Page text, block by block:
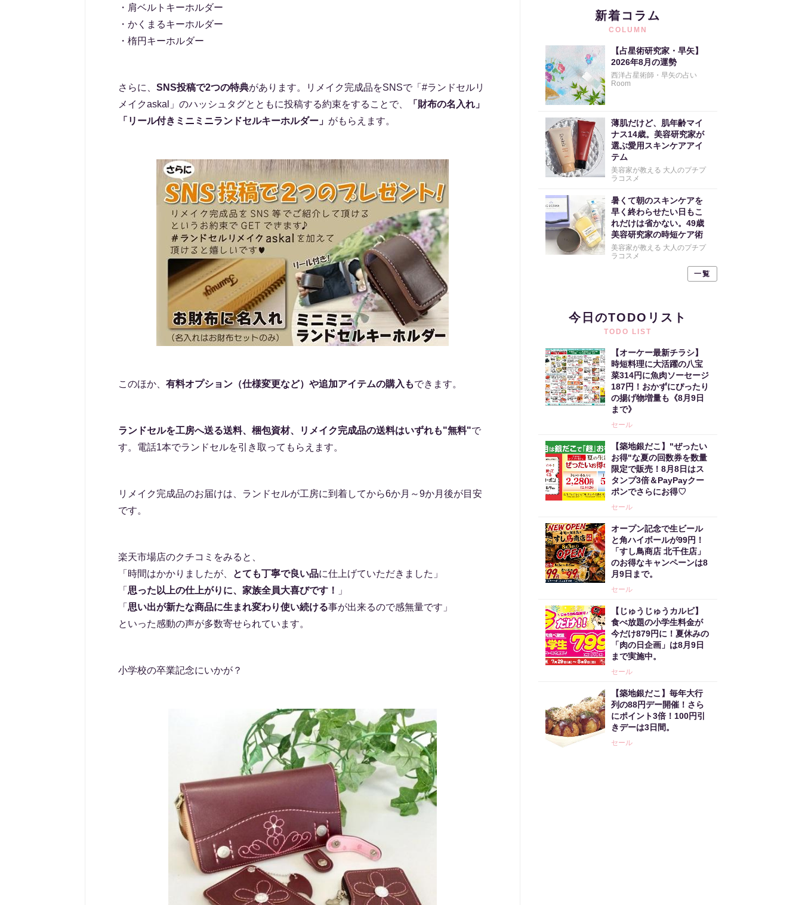
・肩ベルトキーホルダー
・かくまるキーホルダー
・楕円キーホルダー
さらに、 SNS投稿で2つの特典があります。リメイク完成品をSNSで「#ランドセルリ
メイクaskal」のハッシュタグとともに投稿する約束をすることで、
「財布の名入れ」
「リール付きミニミニランドセルキーホルダー」 がもらえます。
このほか、 有料オプション（仕様変更など）や追加アイテムの購入もできます。
ランドセルを工房へ送る送料、梱包資材、リメイク完成品の送料はいずれも"無料"で
す。電話1本でランドセルを引き取ってもらえます。
リメイク完成品のお届けは、ランドセルが工房に到着してから6か月～9か月後が目安
です。
楽天市場店のクチコミをみると、
「時間はかかりましたが、
とても丁寧で良い品に仕上げていただきました」
「 思った以上の仕上がりに、家族全員大喜びです！
」
「 思い出が新たな商品に生まれ変わり使い続ける事が出来るので感無量です」
といった感動の声が多数寄せられています。
小学校の卒業記念にいかが？
新着コラム
COLUMN
【占星術研究家・早矢】
2026年8月の運勢
西洋占星術師・早矢の占い
Room
薄肌だけど、肌年齢マイ
ナス14歳。美容研究家が
選ぶ愛用スキンケアアイ
テム
美容家が教える 大人のプチプ
ラコスメ
暑くて朝のスキンケアを
早く終わらせたい日もこ
れだけは省かない。49歳
美容研究家の時短ケア術
美容家が教える 大人のプチプ
ラコスメ
一覧
今日のTODOリスト
TODO LIST
【オーケー最新チラシ】
時短料理に大活躍の八宝
菜314円に魚肉ソーセージ
187円！おかずにぴったり
の揚げ物増量も《8月9日
まで》
セール
【築地銀だこ】"ぜったい
お得"な夏の回数券を数量
限定で販売！8月8日はス
タンプ3倍＆PayPayクー
ポンでさらにお得♡
セール
オープン記念で生ビール
と角ハイボールが99円！
「すし鳥商店 北千住店」
のお得なキャンペーンは8
月9日まで。
セール
【じゅうじゅうカルビ】
食べ放題の小学生料金が
今だけ879円に！夏休みの
「肉の日企画」は8月9日
まで実施中。
セール
【築地銀だこ】毎年大行
列の88円デー開催！さら
にポイント3倍！100円引
きデーは3日間。
セール